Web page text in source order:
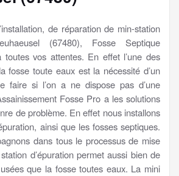
de réparation de min-station
(67480), Fosse Septique
toutes vos attentes. En effet l’une des
fosse toute eaux est la nécessité d’un
faire si l’on a ne dispose pas d’une
Fosse Pro a les solutions
de problème. En effet nous installons
ainsi que les fosses septiques.
dans tous le processus de mise
d’épuration permet aussi bien de
que la fosse toutes eaux. La mini